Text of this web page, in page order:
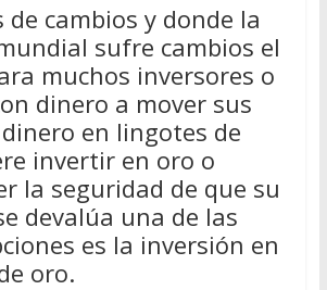
de cambios y donde la
sufre cambios el
muchos inversores o
dinero a mover sus
en lingotes de
invertir en oro o
la seguridad de que su
devalúa una de las
es la inversión en
oro.